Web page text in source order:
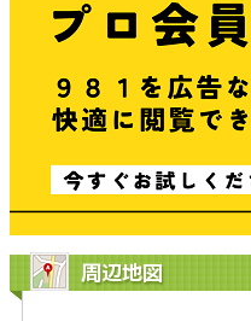
周辺地図